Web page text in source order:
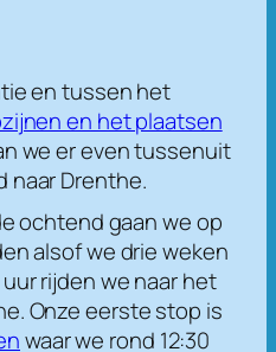
en tussen het
en het plaatsen
we er even tussenuit
naar Drenthe.
ochtend gaan we op
alsof we drie weken
rijden we naar het
Onze eerste stop is
waar we rond 12:30